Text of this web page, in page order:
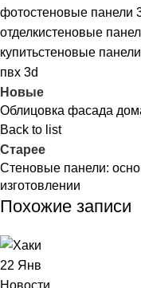
фотостеновые панели
отделкистеновые
купитьстеновые
пвх 3d
Новые
Облицовка фасада
Back to list
Старее
Стеновые панели:
изготовлении
Похожие записи
22 Янв
Новости